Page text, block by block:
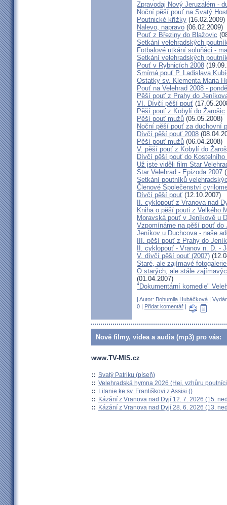
Zpravodaj Nový Jeruzalém -
Noční pěší pouť na Svatý
Poutnické křížky (16.02.2009)
Nalevo, napravo (06.02.2009)
Pouť z Březiny do Blažovic
Setkání velehradských
Fotbalové utkání soluňáci -
Setkání velehradských
Pouť v Rybnicích 2008
Smírná pouť P. Ladislava
Ostatky sv. Klementa Maria
Pouť na Velehrad 2008 -
Pěší pouť z Prahy do
VI. Dívčí pěší pouť
Pěší pouť z Kobylí do Žarošic
Pěší pouť mužů (05.05.2008)
Noční pěší pouť za duchovní
Dívčí pěší pouť 2008
Pěší pouť mužů (06.04.2008)
V. pěší pouť z Kobylí do
Dívčí pěší pouť do Kostelního
Už jste viděli film Star
Star Velehrad - Epizoda 2007
Setkání poutníků
Členové Společenství
Dívčí pěší pouť (12.10.2007)
II. cyklopouť z Vranova nad
Kniha o pěší pouti z Velkého
Moravská pouť v Jeníkově u
Vzpomínáme na pěší pouť do
Jeníkov u Duchcova - naše
III. pěší pouť z Prahy do
II. cyklopouť - Vranov n. D. -
V. dívčí pěší pouť (2007)
Staré, ale zajímavé
O starých, ale stále
(01.04.2007)
"Dokumentární komedie"
| Autor: Bohumila Hubáčková |
0 | Přidat komentář |
Nové filmy, videa a audia (mp3) pro vás:
www.TV-MIS.cz
:: Svatý Patriku (píseň)
:: Velehradská hymna 2026 (Hej, vzhůru
:: Litanie ke sv. Františkovi z Assisi ()
:: Kázání z Vranova nad Dyjí 12. 7. 2026 (15.
:: Kázání z Vranova nad Dyjí 28. 6. 2026 (13.